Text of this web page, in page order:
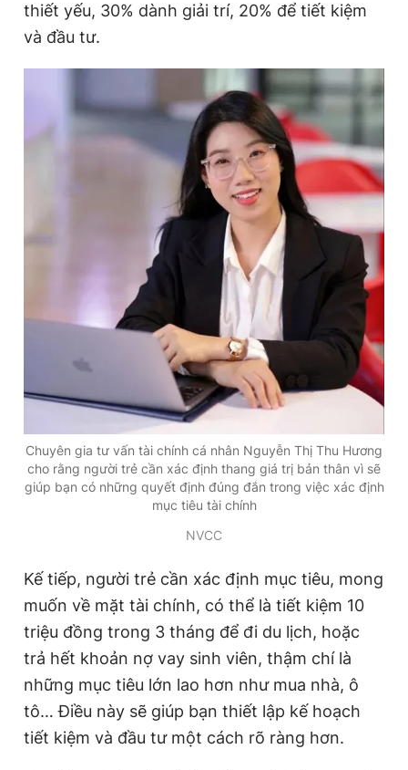
thiết yếu, 30% dành giải trí, 20% để tiết kiệm
và đầu tư.
Chuyên gia tư vấn tài chính cá nhân Nguyễn Thị Thu Hương
cho rằng người trẻ cần xác định thang giá trị bản thân vì sẽ
giúp bạn có những quyết định đúng đắn trong việc xác định
mục tiêu tài chính
NVCC
Kế tiếp, người trẻ cần xác định mục tiêu, mong
muốn về mặt tài chính, có thể là tiết kiệm 10
triệu đồng trong 3 tháng để đi du lịch, hoặc
trả hết khoản nợ vay sinh viên, thậm chí là
những mục tiêu lớn lao hơn như mua nhà, ô
tô… Điều này sẽ giúp bạn thiết lập kế hoạch
tiết kiệm và đầu tư một cách rõ ràng hơn.